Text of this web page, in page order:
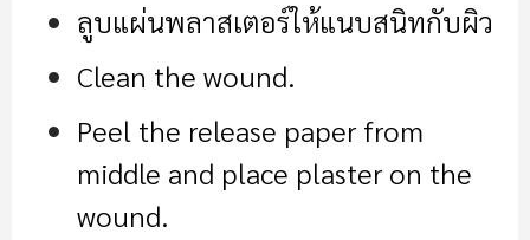
ลูบแผ่นพลาสเตอร์ให้แนบสนิทกับผิว
Clean the wound.
Peel the release paper from
middle and place plaster on the
wound.